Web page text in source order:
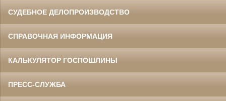
СУДЕБНОЕ ДЕЛОПРОИЗВОДСТВО
СПРАВОЧНАЯ ИНФОРМАЦИЯ
КАЛЬКУЛЯТОР ГОСПОШЛИНЫ
ПРЕСС-СЛУЖБА